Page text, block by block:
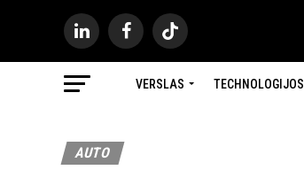
VERSLAS TECHNOLOGIJOS
AUTO